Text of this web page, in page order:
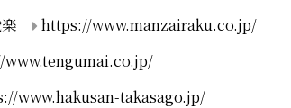
楽
https://www.manzairaku.co.jp/
www.hakusan-takasago.jp/